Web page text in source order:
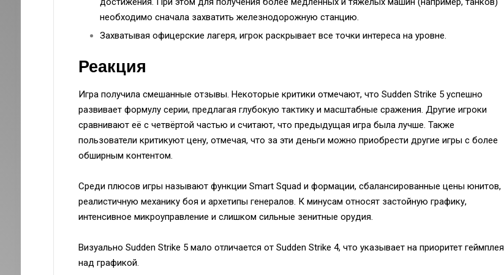
необходимо сначала захватить железнодорожную станцию.
Захватывая офицерские лагеря, игрок раскрывает все точки интереса на уровне.
Реакция
Игра получила смешанные отзывы. Некоторые критики отмечают, что Sudden Strike 5 успешно
развивает формулу серии, предлагая глубокую тактику и масштабные сражения. Другие игроки
сравнивают её с четвёртой частью и считают, что предыдущая игра была лучше. Также
пользователи критикуют цену, отмечая, что за эти деньги можно приобрести другие игры с более
обширным контентом.
Среди плюсов игры называют функции Smart Squad и формации, сбалансированные цены юнитов,
реалистичную механику боя и архетипы генералов. К минусам относят застойную графику,
интенсивное микроуправление и слишком сильные зенитные орудия.
Визуально Sudden Strike 5 мало отличается от Sudden Strike 4, что указывает на приоритет геймплея
над графикой.